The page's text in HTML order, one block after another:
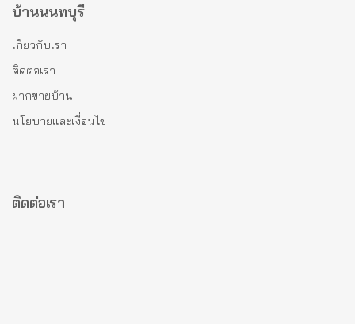
บ้านนนทบุรี
เกี่ยวกับเรา
ติดต่อเรา
ฝากขายบ้าน
นโยบายและเงื่อนไข
ติดต่อเรา